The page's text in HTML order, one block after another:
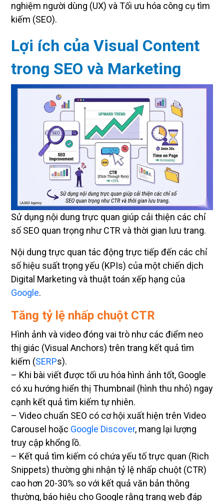
nghiệm người dùng (UX) và Tối ưu hóa công cụ tìm
kiếm (SEO).
Lợi ích của Visual Content
trong SEO và Marketing
Sử dụng nội dung trực quan giúp cải thiện các chỉ
số SEO quan trọng như CTR và thời gian lưu trang.
Nội dung trực quan tác động trực tiếp đến các chỉ
số hiệu suất trọng yếu (KPIs) của một chiến dịch
Digital Marketing và thuật toán xếp hạng của
Google.
Tăng tỷ lệ nhấp chuột CTR
Hình ảnh và video đóng vai trò như các điểm neo
thị giác (Visual Anchors) trên trang kết quả tìm
kiếm (SERPs).
– Khi bài viết được tối ưu hóa hình ảnh tốt, Google
có xu hướng hiển thị Thumbnail (hình thu nhỏ) ngay
cạnh kết quả tìm kiếm tự nhiên.
– Video chuẩn SEO có cơ hội xuất hiện trên Video
Carousel hoặc Google Discover, mang lại lượng
truy cập khổng lồ.
– Kết quả tìm kiếm có chứa yếu tố trực quan (Rich
Snippets) thường ghi nhận tỷ lệ nhấp chuột (CTR)
cao hơn 20-30% so với kết quả văn bản thông
thường, báo hiệu cho Google rằng trang web đáp